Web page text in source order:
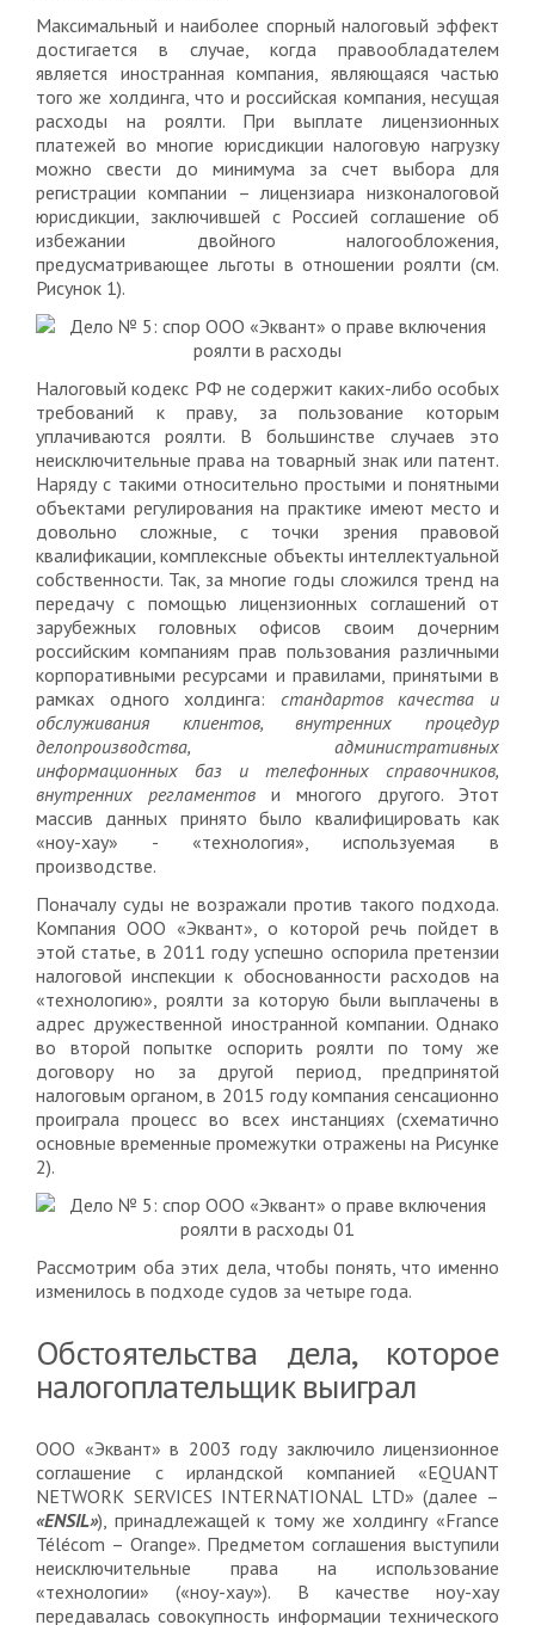
Максимальный и наиболее спорный налоговый эффект
достигается в случае, когда правообладателем
является иностранная компания, являющаяся частью
того же холдинга, что и российская компания, несущая
расходы на роялти. При выплате лицензионных
платежей во многие юрисдикции налоговую нагрузку
можно свести до минимума за счет выбора для
регистрации компании – лицензиара низконалоговой
юрисдикции, заключившей с Россией соглашение об
избежании двойного налогообложения,
предусматривающее льготы в отношении роялти (см.
Рисунок 1).
Налоговый кодекс РФ не содержит каких-либо особых
требований к праву, за пользование которым
уплачиваются роялти. В большинстве случаев это
неисключительные права на товарный знак или патент.
Наряду с такими относительно простыми и понятными
объектами регулирования на практике имеют место и
довольно сложные, с точки зрения правовой
квалификации, комплексные объекты интеллектуальной
собственности. Так, за многие годы сложился тренд на
передачу с помощью лицензионных соглашений от
зарубежных головных офисов своим дочерним
российским компаниям прав пользования различными
корпоративными ресурсами и правилами, принятыми в
рамках одного холдинга: стандартов качества и
обслуживания клиентов, внутренних процедур
делопроизводства, административных
информационных баз и телефонных справочников,
внутренних регламентов и многого другого. Этот
массив данных принято было квалифицировать как
«ноу-хау» - «технология», используемая в
производстве.
Поначалу суды не возражали против такого подхода.
Компания ООО «Эквант», о которой речь пойдет в
этой статье, в 2011 году успешно оспорила претензии
налоговой инспекции к обоснованности расходов на
«технологию», роялти за которую были выплачены в
адрес дружественной иностранной компании. Однако
во второй попытке оспорить роялти по тому же
договору но за другой период, предпринятой
налоговым органом, в 2015 году компания сенсационно
проиграла процесс во всех инстанциях (схематично
основные временные промежутки отражены на Рисунке
2).
Рассмотрим оба этих дела, чтобы понять, что именно
изменилось в подходе судов за четыре года.
Обстоятельства дела, которое
налогоплательщик выиграл
ООО «Эквант» в 2003 году заключило лицензионное
соглашение с ирландской компанией «EQUANT
NETWORK SERVICES INTERNATIONAL LTD» (далее –
«ENSIL»), принадлежащей к тому же холдингу «France
Télécom – Orange». Предметом соглашения выступили
неисключительные права на использование
«технологии» («ноу-хау»). В качестве ноу-хау
передавалась совокупность информации технического